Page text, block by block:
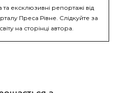
та ексклюзивні репортажі від
Преса Рівне. Слідкуйте за
на сторінці автора.